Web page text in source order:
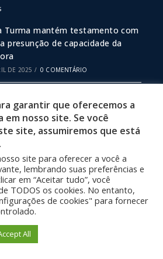
Turma mantém testamento com
presunção de capacidade da
DE 2025 / 0 COMENTÁRIO
Pública ou Particular: Qual
DE 2025 / 0 COMENTÁRIO
3001 Design
garantir que oferecemos a
nosso site. Se você
site, assumiremos que está
site para oferecer a você a
lembrando suas preferências e
em “Aceitar tudo”, você
TODOS os cookies. No entanto,
de cookies" para fornecer
All